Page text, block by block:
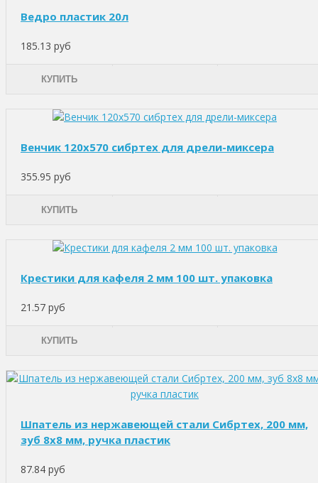
Ведро пластик 20л
185.13 руб
КУПИТЬ
Венчик 120х570 сибртех для дрели-миксера
355.95 руб
КУПИТЬ
Крестики для кафеля 2 мм 100 шт. упаковка
21.57 руб
КУПИТЬ
Шпатель из нержавеющей стали Сибртех, 200 мм,
зуб 8х8 мм, ручка пластик
87.84 руб